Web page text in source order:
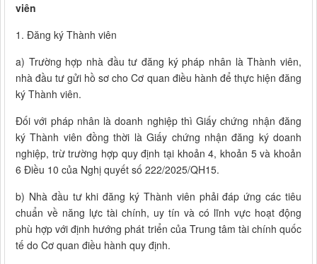
viên
1. Đăng ký Thành viên
a) Trường hợp nhà đầu tư đăng ký pháp nhân là Thành viên,
nhà đầu tư gửi hồ sơ cho Cơ quan điều hành để thực hiện đăng
ký Thành viên.
Đối với pháp nhân là doanh nghiệp thì Giấy chứng nhận đăng
ký Thành viên đồng thời là Giấy chứng nhận đăng ký doanh
nghiệp, trừ trường hợp quy định tại khoản 4, khoản 5 và khoản
6 Điều 10 của Nghị quyết số 222/2025/QH15.
b) Nhà đầu tư khi đăng ký Thành viên phải đáp ứng các tiêu
chuẩn về năng lực tài chính, uy tín và có lĩnh vực hoạt động
phù hợp với định hướng phát triển của Trung tâm tài chính quốc
tế do Cơ quan điều hành quy định.